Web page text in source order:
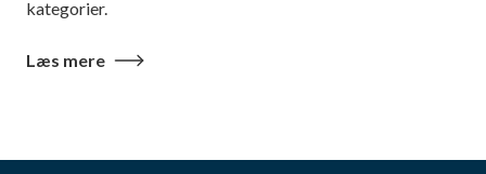
kategorier.
Læs mere